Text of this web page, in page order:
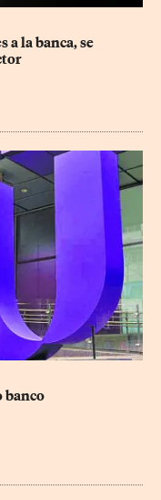
a la banca, se
banco